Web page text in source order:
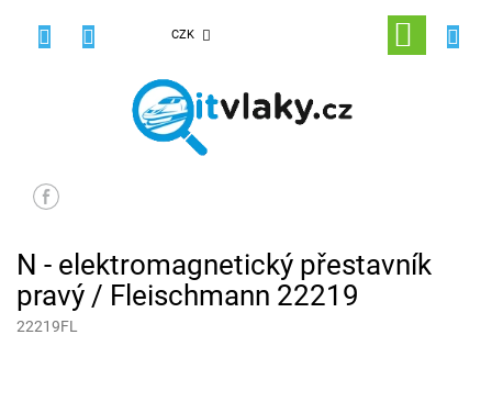
CZK
NÁKUPNÍ
KOŠÍK
N - elektromagnetický přestavník
pravý / Fleischmann 22219
22219FL